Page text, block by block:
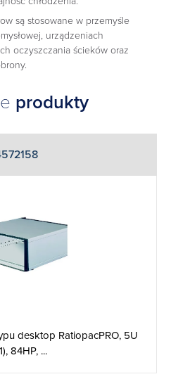
są stosowane w przemyśle
urządzeniach
oczyszczania ścieków oraz
produkty
desktop RatiopacPRO, 5U
84HP, ...